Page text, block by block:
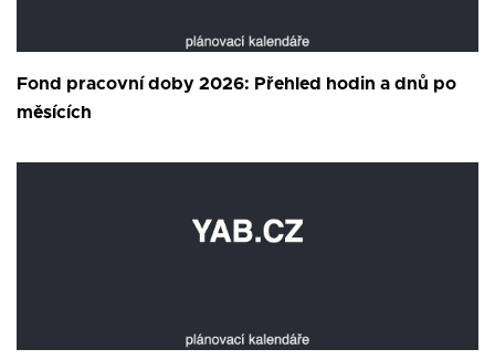
Fond pracovní doby 2026: Přehled hodin a dnů po
měsících